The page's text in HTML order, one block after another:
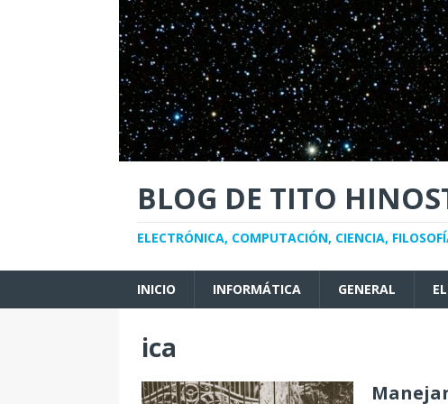
BLOG DE TITO
ELECTRÓNICA, COMPUTACIÓN, CIENCIA,
INICIO INFORMÁTICA GENERAL
ica